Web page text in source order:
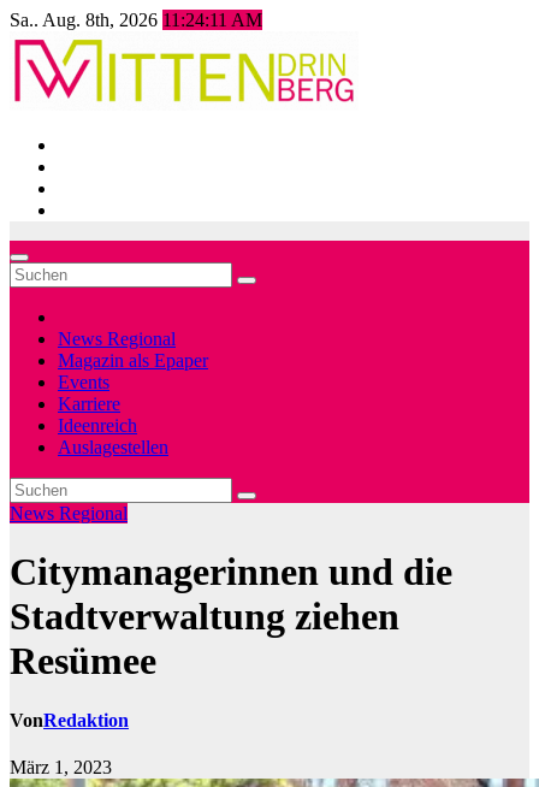
Zum
Inhalt
springen
Sa.. Aug. 8th, 2026 11:24:13 AM
News Regional
Magazin als Epaper
Events
Karriere
Ideenreich
Auslagestellen
News Regional
Citymanagerinnen und die
Stadtverwaltung ziehen
Resümee
VonRedaktion
März 1, 2023